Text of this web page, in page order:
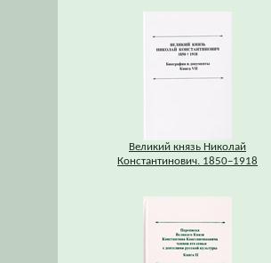
Великий князь Николай
Константинович. 1850–1918